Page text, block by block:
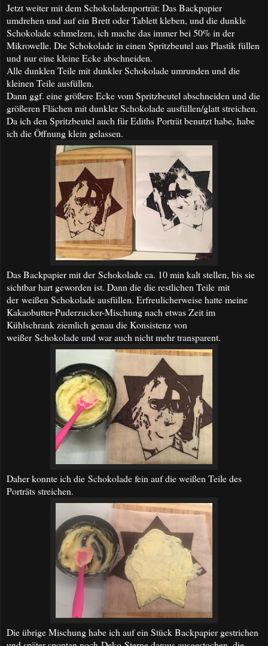
Jetzt weiter mit dem Schokoladenporträt: Das Backpapier
umdrehen und auf ein Brett oder Tablett kleben, und die dunkle
Schokolade schmelzen, ich mache das immer bei 50% in der
Mikrowelle. Die Schokolade in einen Spritzbeutel aus Plastik füllen
und nur eine kleine Ecke abschneiden.
Alle dunklen Teile mit dunkler Schokolade umrunden und die
kleinen Teile ausfüllen.
Dann ggf. eine größere Ecke vom Spritzbeutel abschneiden und die
größeren Flächen mit dunkler Schokolade ausfüllen/glatt streichen.
Da ich den Spritzbeutel auch für Ediths Porträt benutzt habe, habe
ich die Öffnung klein gelassen.
Das Backpapier mit der Schokolade ca. 10 min kalt stellen, bis sie
sichtbar hart geworden ist. Dann die die restlichen Teile mit
derweißen Schokolade ausfüllen. Erfreulicherweise hatte meine
Kakaobutter-Puderzucker-Mischung nach etwas Zeit im
Kühlschrank ziemlich genau die Konsistenz von
weißer Schokolade und war auch nicht mehr transparent.
Daher konnte ich die Schokolade fein auf die weißen Teile des
Porträts streichen.
Die übrige Mischung habe ich auf ein Stück Backpapier gestrichen